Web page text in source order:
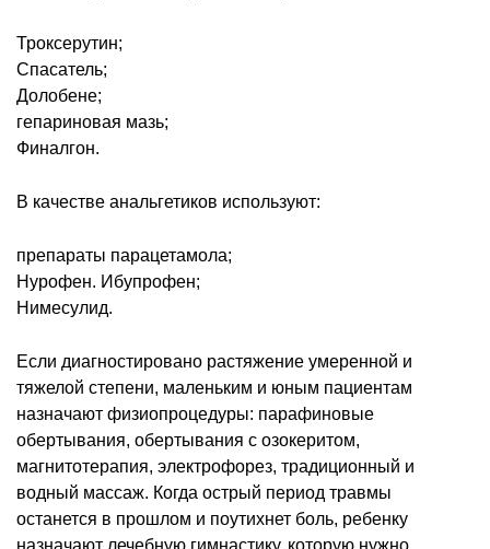
Троксерутин;
Спасатель;
Долобене;
гепариновая мазь;
Финалгон.
В качестве анальгетиков используют:
препараты парацетамола;
Нурофен. Ибупрофен;
Нимесулид.
Если диагностировано растяжение умеренной и
тяжелой степени, маленьким и юным пациентам
назначают физиопроцедуры: парафиновые
обертывания, обертывания с озокеритом,
магнитотерапия, электрофорез, традиционный и
водный массаж. Когда острый период травмы
останется в прошлом и поутихнет боль, ребенку
назначают лечебную гимнастику, которую нужно